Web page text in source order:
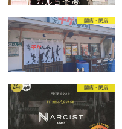
開店・閉店
開店・閉店